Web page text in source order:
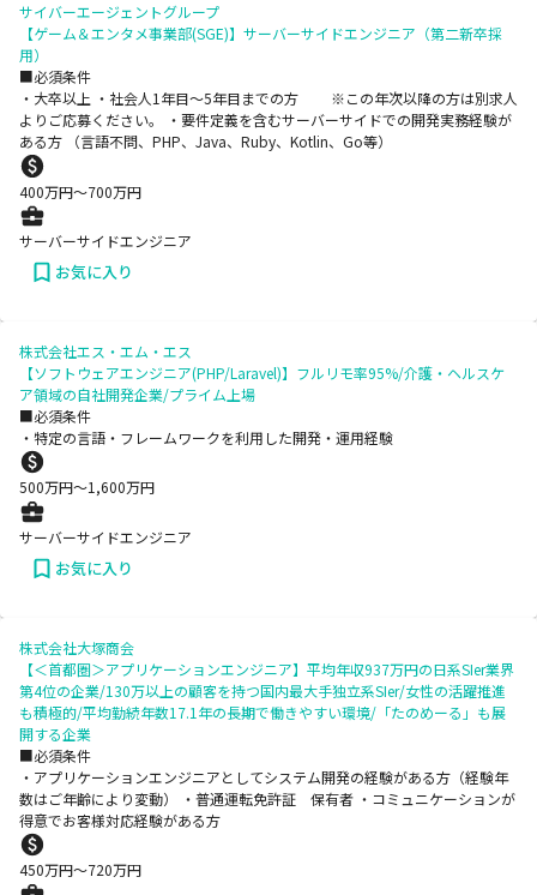
サイバーエージェントグループ
【ゲーム＆エンタメ事業部(SGE)】サーバーサイドエンジニア（第二新卒採
用）
■必須条件
・大卒以上 ・社会人1年目～5年目までの方 ※この年次以降の方は別求人
よりご応募ください。 ・要件定義を含むサーバーサイドでの開発実務経験が
ある方 （言語不問、PHP、Java、Ruby、Kotlin、Go等）
400万円〜700万円
サーバーサイドエンジニア
お気に入り
株式会社エス・エム・エス
【ソフトウェアエンジニア(PHP/Laravel)】フルリモ率95%/介護・ヘルスケ
ア領域の自社開発企業/プライム上場
■必須条件
・特定の言語・フレームワークを利用した開発・運用経験
500万円〜1,600万円
サーバーサイドエンジニア
お気に入り
株式会社大塚商会
【＜首都圏＞アプリケーションエンジニア】平均年収937万円の日系SIer業界
第4位の企業/130万以上の顧客を持つ国内最大手独立系SIer/女性の活躍推進
も積極的/平均勤続年数17.1年の長期で働きやすい環境/「たのめーる」も展
開する企業
■必須条件
・アプリケーションエンジニアとしてシステム開発の経験がある方（経験年
数はご年齢により変動） ・普通運転免許証 保有者 ・コミュニケーションが
得意でお客様対応経験がある方
450万円〜720万円